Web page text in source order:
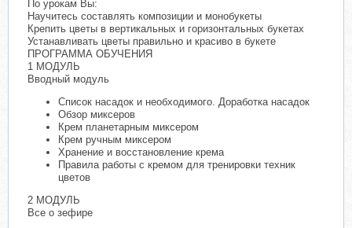
По урокам Вы:
Научитесь составлять композиции и монобукеты
Крепить цветы в вертикальных и горизонтальных букетах
Устанавливать цветы правильно и красиво в букете
ПРОГРАММА ОБУЧЕНИЯ
1 МОДУЛЬ
Вводный модуль
Список насадок и необходимого. Доработка насадок
Обзор миксеров
Крем планетарным миксером
Крем ручным миксером
Хранение и восстановление крема
Правила работы с кремом для тренировки техник
цветов
2 МОДУЛЬ
Все о зефире